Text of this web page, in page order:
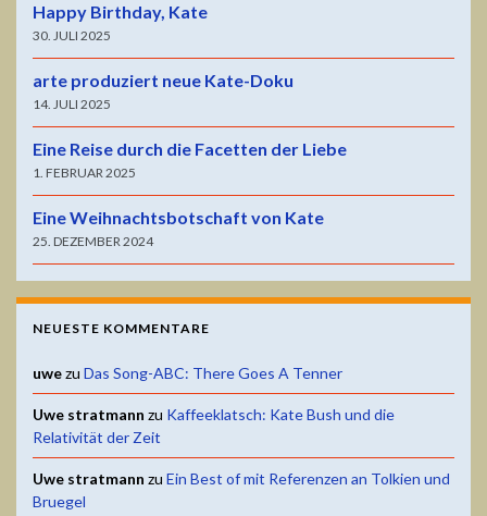
Happy Birthday, Kate
30. JULI 2025
arte produziert neue Kate-Doku
14. JULI 2025
Eine Reise durch die Facetten der Liebe
1. FEBRUAR 2025
Eine Weihnachtsbotschaft von Kate
25. DEZEMBER 2024
NEUESTE KOMMENTARE
uwezu Das Song-ABC: There Goes A Tenner
Uwe stratmann zu Kaffeeklatsch: Kate Bush und die
Relativität der Zeit
Uwe stratmann zu Ein Best of mit Referenzen an Tolkien und
Bruegel